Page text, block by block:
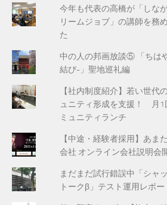
今年も代表の高橋が「しな
リームジョブ」の講師を務
た
中の人の邦画放談⑤ 「ちは
結び-」聖地巡礼編
【社内制度紹介】若い世代
ュニティ形成を支援！ 月1
ミュニティランチ
【中途・経験者採用】あま
会社 オンライン会社説明会
まだまだ試行錯誤中「シャ
トークβ」テスト運用レポー